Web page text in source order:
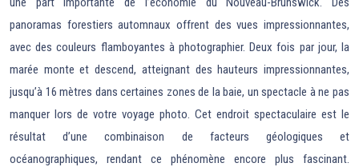
panoramas forestiers automnaux offrent des vues impressionnantes,
avec des couleurs flamboyantes à photographier. Deux fois par jour, la
marée monte et descend, atteignant des hauteurs impressionnantes,
jusqu’à 16 mètres dans certaines zones de la baie, un spectacle à ne pas
manquer lors de votre voyage photo. Cet endroit spectaculaire est le
résultat d’une combinaison de facteurs géologiques et
océanographiques, rendant ce phénomène encore plus fascinant.